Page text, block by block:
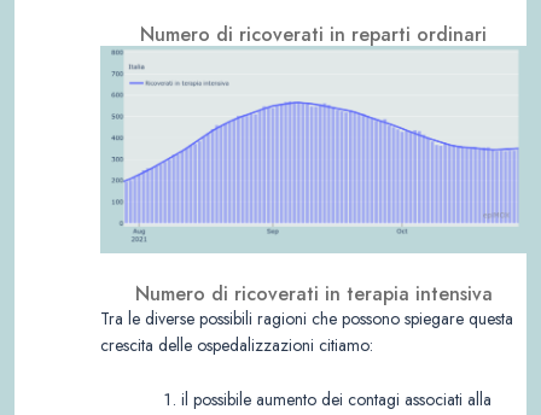
Numero di ricoverati in reparti ordinari
Numero di ricoverati in terapia intensiva
Tra le diverse possibili ragioni che possono spiegare questa
crescita delle ospedalizzazioni citiamo:
il possibile aumento dei contagi associati alla